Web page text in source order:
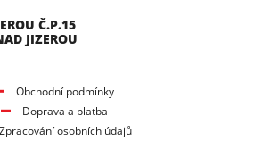
Č.P.15
JIZEROU
Obchodní podmínky
Doprava a platba
Zpracování osobních údajů